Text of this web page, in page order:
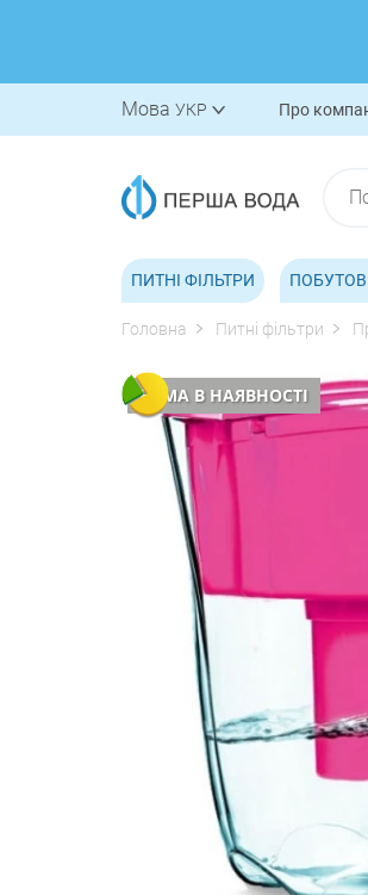
Мова УКР Про
ПИТНІ ФІЛЬТРИ
Головна Питні фільтри
НЕМА В НАЯВНОСТІ